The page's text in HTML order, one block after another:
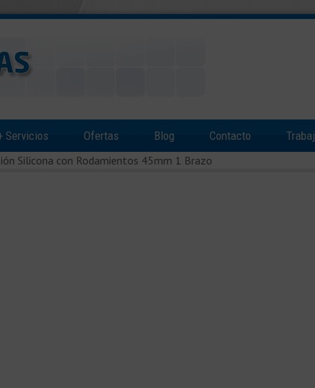
Servicios Ofertas Blog Contacto
Silicona con Rodamientos 45mm 1 Brazo